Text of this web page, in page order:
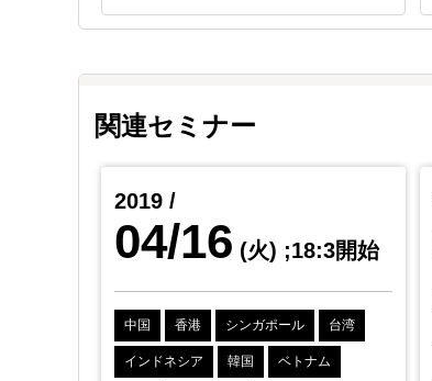
関連セミナー
2019 /
04/16 (火) ;18:3開始
中国 香港 シンガポール 台湾
インドネシア 韓国 ベトナム